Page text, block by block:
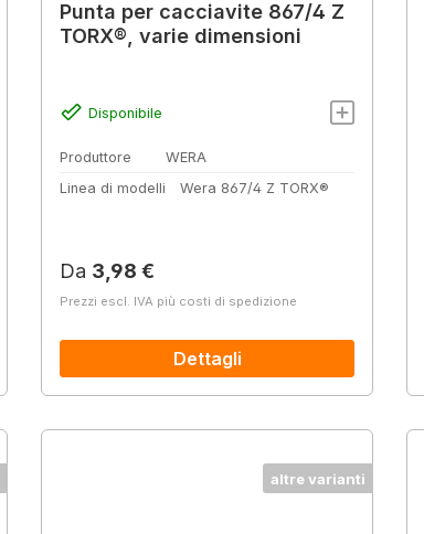
Punta per cacciavite 867/4 Z
TORX®, varie dimensioni
Disponibile
Produttore
WERA
Linea di modelli
Wera 867/4 Z TORX®
Prezzo normale:
Da 3,98 €
Prezzi escl. IVA più costi di spedizione
Dettagli
altre varianti